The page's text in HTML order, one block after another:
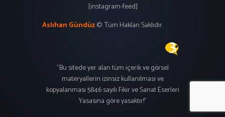
[instagram-feed]
Aslıhan Gündüz©. Tüm Hakları Saklıdır.
"Bu sitede yer alan tüm içerik ve görsel
materyallerin izinsiz kullanılması ve
kopyalanması 5846 sayılı Fikir ve Sanat Eserleri
Yasasına göre yasaktır!"